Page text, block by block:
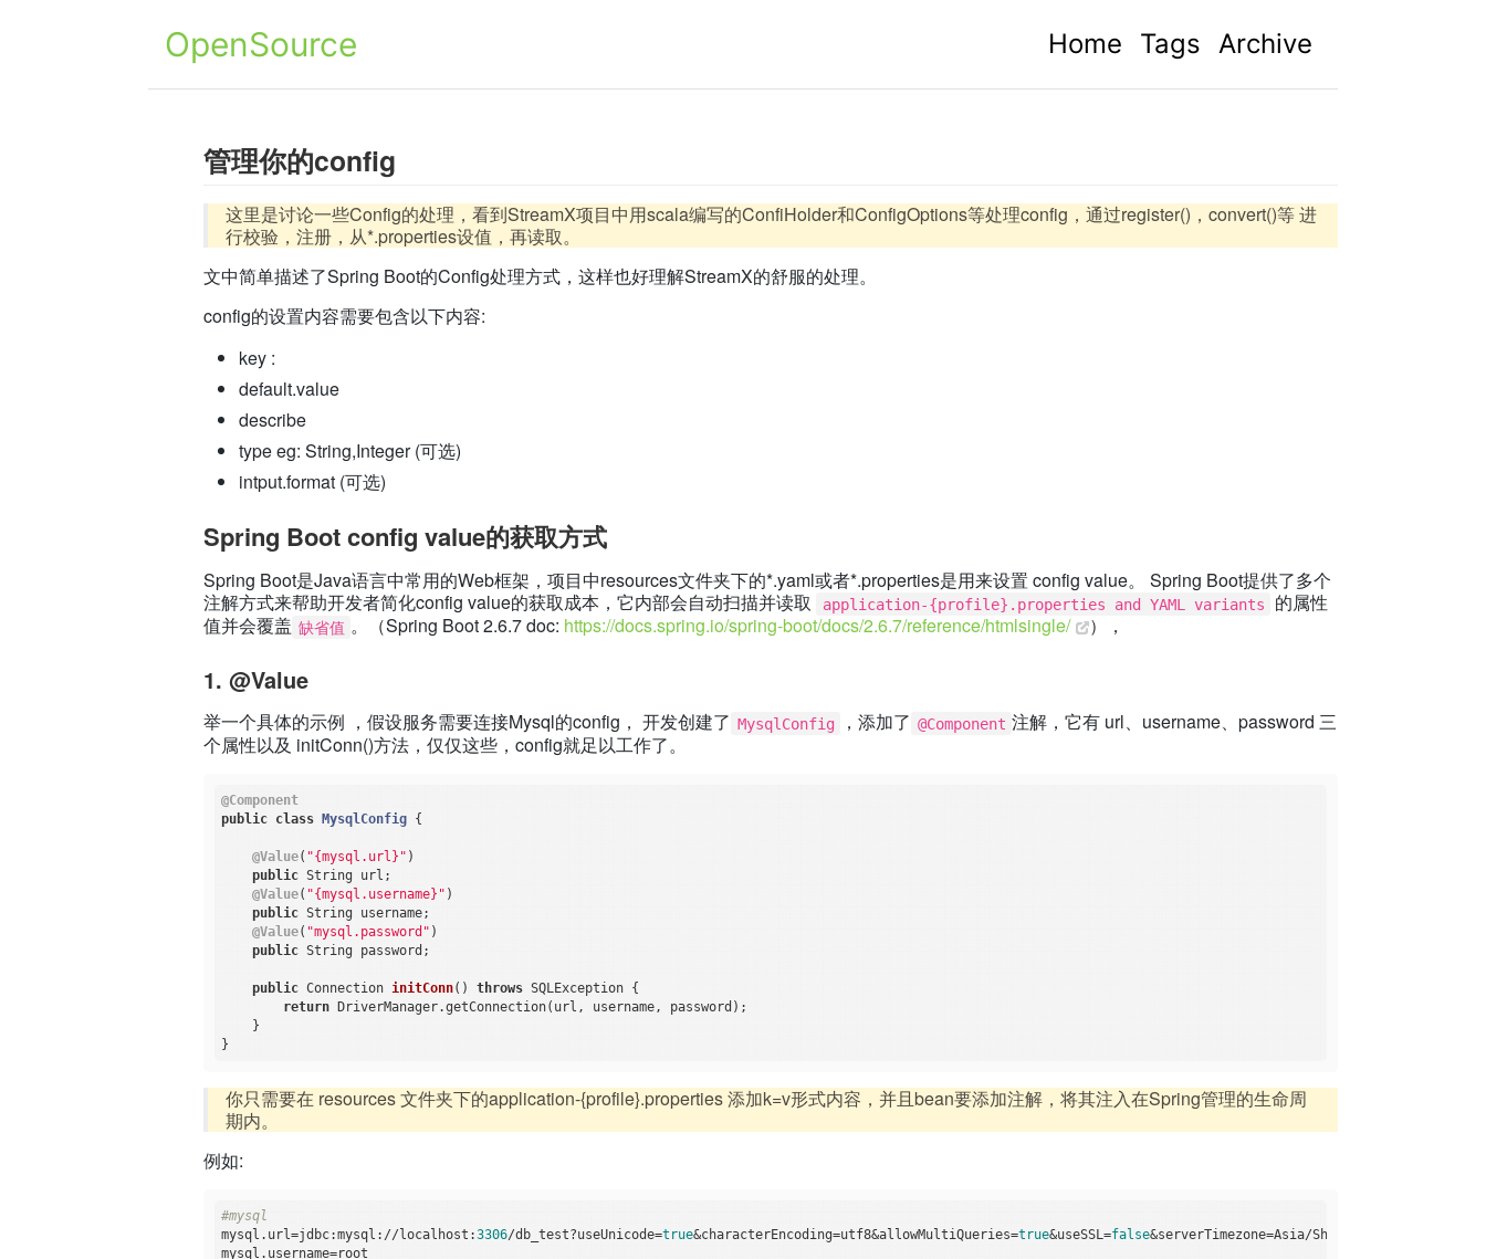
OpenSource Home Tags Archive
管理你的config
这里是讨论一些Config的处理，看到StreamX项目中用scala编写的ConfiHolder和ConfigOptions等处理config，通过register()，convert()等 进
行校验，注册，从*.properties设值，再读取。
文中简单描述了Spring Boot的Config处理方式，这样也好理解StreamX的舒服的处理。
config的设置内容需要包含以下内容:
key :
default.value
describe
type eg: String,Integer (可选)
intput.format (可选)
Spring Boot config value的获取方式
Spring Boot是Java语言中常用的Web框架，项目中resources文件夹下的*.yaml或者*.properties是用来设置 config value。 Spring Boot提供了多个
注解方式来帮助开发者简化config value的获取成本，它内部会自动扫描并读取
application-{profile}.properties and YAML variants
的属性
值并会覆盖 缺省值 。（Spring Boot 2.6.7 doc: https://docs.spring.io/spring-boot/docs/2.6.7/reference/htmlsingle/ ），
1. @Value
举一个具体的示例 ，假设服务需要连接Mysql的config， 开发创建了 MysqlConfig ，添加了 @Component 注解，它有 url、username、password 三
个属性以及 initConn()方法，仅仅这些，config就足以工作了。
@Component
public class MysqlConfig {
@Value( "{mysql.url}" )
public String url;
@Value( "{mysql.username}" )
public String username;
@Value( "mysql.password" )
public String password;
public Connection initConn() throws SQLException {
return DriverManager.getConnection(url, username, password);
    }
你只需要在 resources 文件夹下的application-{profile}.properties 添加k=v形式内容，并且bean要添加注解，将其注入在Spring管理的生命周
期内。
例如:
#mysql
mysql.url=jdbc:mysql://localhost:3306/db_test?useUnicode=true&characterEncoding=utf8&allowMultiQueries=true&useSSL=false
mysql.username